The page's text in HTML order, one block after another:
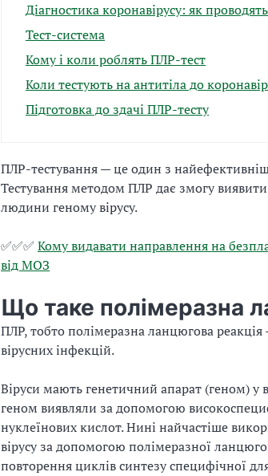
Діагностика коронавірусу: як проводять
Тест-система
Кому і коли роблять ПЛР-тест
Коли тестують на антитіла до
Підготовка до здачі ПЛР-тесту
ПЛР-тестування — це один з
Тестування методом ПЛР дає змогу виявити
людини геному вірусу.
✅✅✅ Кому видавати направлення на
від МОЗ
Що таке полімеразна
ПЛР, тобто полімеразна ланцюгова
вірусних інфекцій.
Віруси мають генетичний апарат (геном) у
геном виявляли за допомогою
нуклеїнових кислот. Нині найчастіше
вірусу за допомогою полімеразної
повторення циклів синтезу специфічної